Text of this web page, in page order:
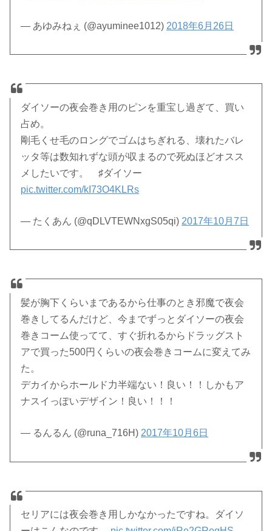
— あゆみねぇ (@ayuminee1012) 2018年6月26日
ダイソーの夜会巻き用のピンを重宝し過ぎて、買い
占め。
剛毛くせ毛のロングでゴムはちぎれる、壊れたバレ
ッタ等は数知れずな頭が収まるので死ぬほどオスス
メしたいです。 ♯ダイソー
pic.twitter.com/kI73O4KLRs
— たくあん (@qDLVTEWNxgS05qi) 2017年10月7日
髪が胸下くらいまであるから仕事のとき邪魔で夜会
巻きしてるんだけど、今までずっとダイソーの夜会
巻きコーム使ってて、すぐ折れるからドラッグスト
アで買った500円くらいの夜会巻きコームに変えてみ
た。
デカイからホールド力半端ない！良い！！しかもア
ナスイっぽいデザイン！良い！！！
— るんるん (@runa_716H) 2017年10月6日
セリアには夜会巻き用しかなかったですね。ダイソ